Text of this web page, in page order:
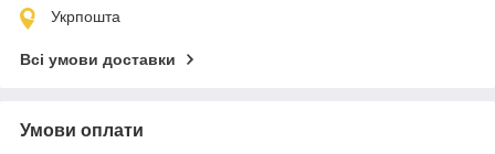
Укрпошта
Всі умови доставки
Умови оплати